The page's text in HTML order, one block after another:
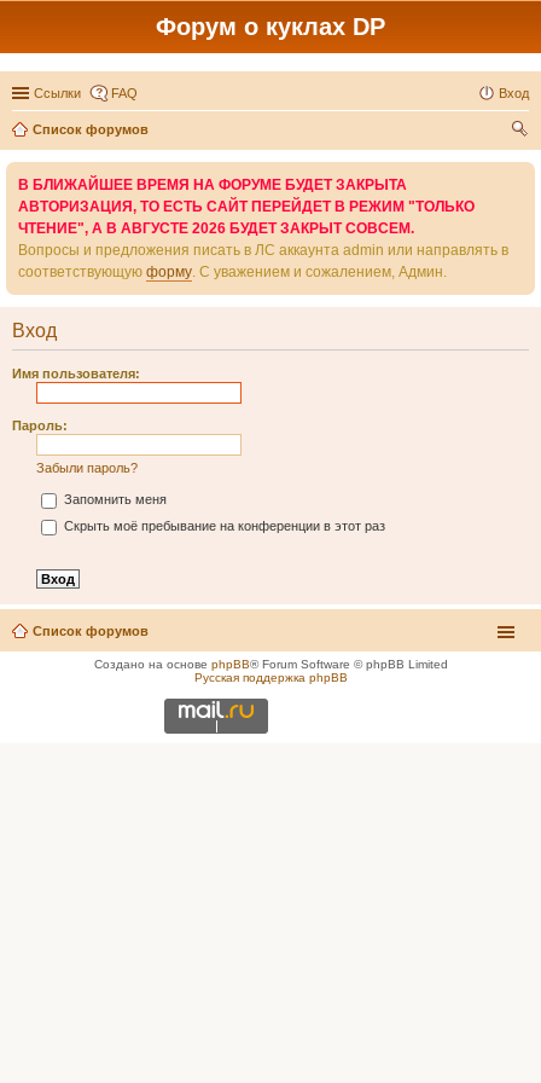
Форум о куклах DP
Ссылки FAQ Вход
Список форумов
В БЛИЖАЙШЕЕ ВРЕМЯ НА ФОРУМЕ БУДЕТ ЗАКРЫТА
АВТОРИЗАЦИЯ, ТО ЕСТЬ САЙТ ПЕРЕЙДЕТ В РЕЖИМ "ТОЛЬКО
ЧТЕНИЕ", А В АВГУСТЕ 2026 БУДЕТ ЗАКРЫТ СОВСЕМ.
Вопросы и предложения писать в ЛС аккаунта admin или направлять в
соответствующую форму. С уважением и сожалением, Админ.
Вход
Имя пользователя:
Пароль:
Забыли пароль?
Запомнить меня
Скрыть моё пребывание на конференции в этот раз
Список форумов
Создано на основе phpBB® Forum Software © phpBB Limited
Русская поддержка phpBB